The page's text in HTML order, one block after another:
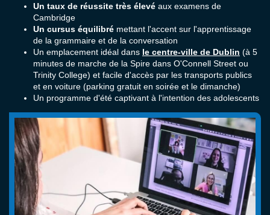
Un taux de réussite très élevé aux examens de
Cambridge
Un cursus équilibré mettant l'accent sur l'apprentissage
de la grammaire et de la conversation
Un emplacement idéal dans le centre-ville de Dublin (à 5
minutes de marche de la Spire dans O'Connell Street ou
Trinity College) et facile d'accès par les transports publics
et en voiture (parking gratuit en soirée et le dimanche)
Un programme d'été captivant à l'intention des adolescents